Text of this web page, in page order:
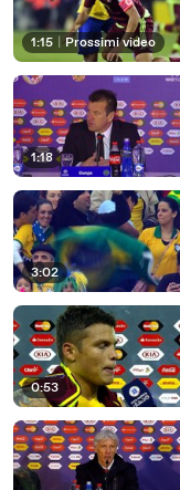
1:15 Prossimi video
1:18
3:02
0:53